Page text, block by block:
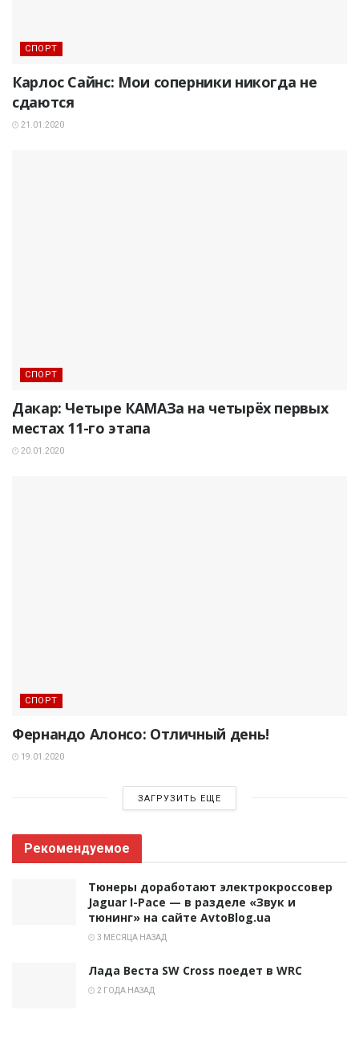
СПОРТ
Карлос Сайнс: Мои соперники никогда не
сдаются
21.01.2020
СПОРТ
Дакар: Четыре КАМАЗа на четырёх первых
местах 11-го этапа
20.01.2020
СПОРТ
Фернандо Алонсо: Отличный день!
19.01.2020
ЗАГРУЗИТЬ ЕЩЕ
Рекомендуемое
Тюнеры доработают электрокроссовер
Jaguar I-Pace — в разделе «Звук и
тюнинг» на сайте AvtoBlog.ua
3 МЕСЯЦА НАЗАД
Лада Веста SW Cross поедет в WRC
2 ГОДА НАЗАД